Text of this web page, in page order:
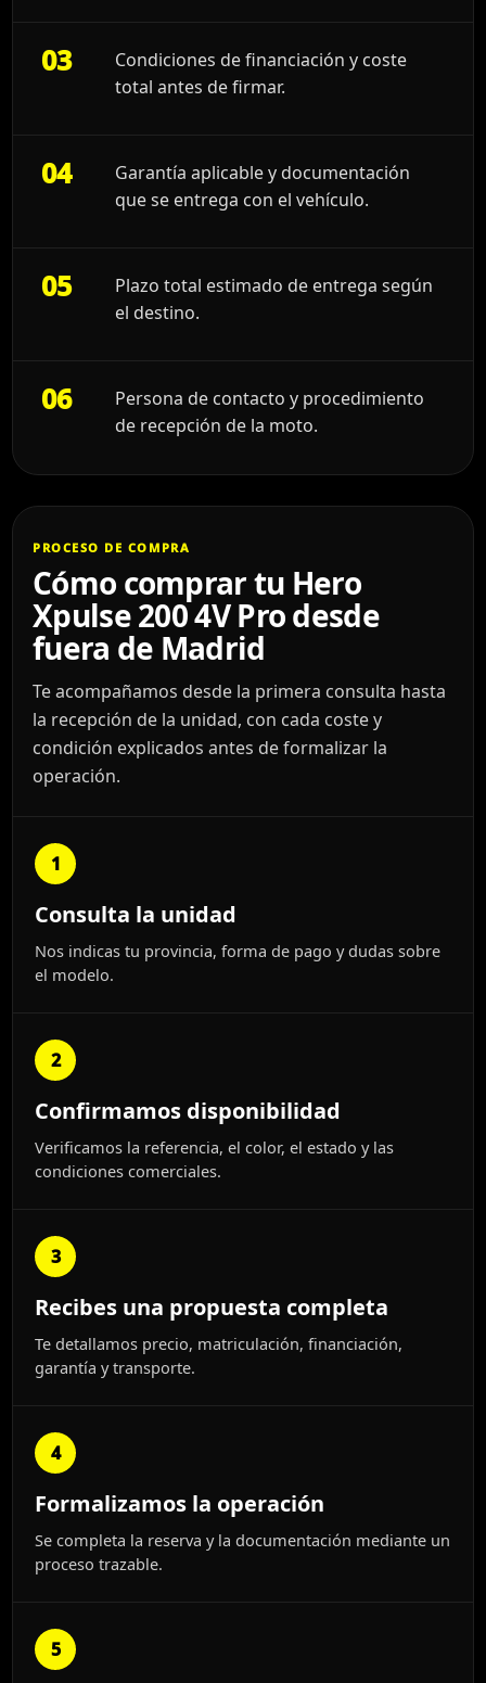
03
Condiciones de financiación y coste
total antes de firmar.
04
Garantía aplicable y documentación
que se entrega con el vehículo.
05
Plazo total estimado de entrega según
el destino.
06
Persona de contacto y procedimiento
de recepción de la moto.
PROCESO DE COMPRA
Cómo comprar tu Hero
Xpulse 200 4V Pro desde
fuera de Madrid
Te acompañamos desde la primera consulta hasta
la recepción de la unidad, con cada coste y
condición explicados antes de formalizar la
operación.
1
Consulta la unidad
Nos indicas tu provincia, forma de pago y dudas sobre
el modelo.
2
Confirmamos disponibilidad
Verificamos la referencia, el color, el estado y las
condiciones comerciales.
3
Recibes una propuesta completa
Te detallamos precio, matriculación, financiación,
garantía y transporte.
4
Formalizamos la operación
Se completa la reserva y la documentación mediante un
proceso trazable.
5